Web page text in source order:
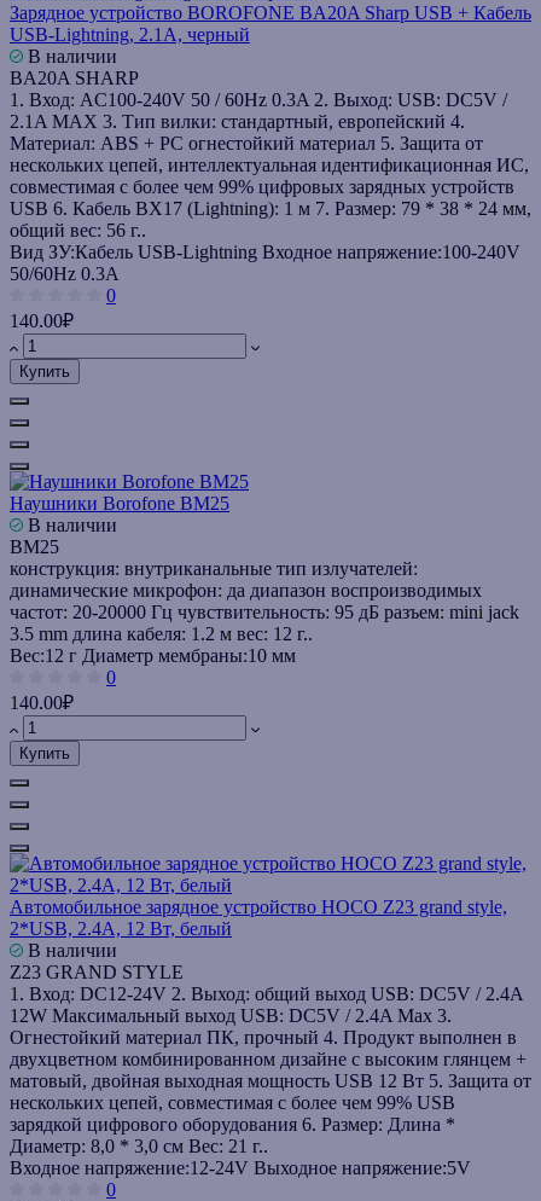
Зарядное устройство BOROFONE BA20A Sharp USB + Кабель
USB-Lightning, 2.1A, черный
В наличии
BA20A SHARP
1. Вход: AC100-240V 50 / 60Hz 0.3A 2. Выход: USB: DC5V /
2.1A MAX 3. Тип вилки: стандартный, европейский 4.
Материал: ABS + PC огнестойкий материал 5. Защита от
нескольких цепей, интеллектуальная идентификационная ИС,
совместимая с более чем 99% цифровых зарядных устройств
USB 6. Кабель BX17 (Lightning): 1 м 7. Размер: 79 * 38 * 24 мм,
общий вес: 56 г..
Вид ЗУ:Кабель USB-Lightning Входное напряжение:100-240V
50/60Hz 0.3A
0
140.00₽
Купить
Наушники Borofone BM25
В наличии
BM25
конструкция: внутриканальные тип излучателей:
динамические микрофон: да диапазон воспроизводимых
частот: 20-20000 Гц чувствительность: 95 дБ разъем: mini jack
3.5 mm длина кабеля: 1.2 м вес: 12 г..
Вес:12 г Диаметр мембраны:10 мм
0
140.00₽
Купить
Автомобильное зарядное устройство HOCO Z23 grand style,
2*USB, 2.4A, 12 Вт, белый
В наличии
Z23 GRAND STYLE
1. Вход: DC12-24V 2. Выход: общий выход USB: DC5V / 2.4A
12W Максимальный выход USB: DC5V / 2.4A Max 3.
Огнестойкий материал ПК, прочный 4. Продукт выполнен в
двухцветном комбинированном дизайне с высоким глянцем +
матовый, двойная выходная мощность USB 12 Вт 5. Защита от
нескольких цепей, совместимая с более чем 99% USB
зарядкой цифрового оборудования 6. Размер: Длина *
Диаметр: 8,0 * 3,0 см Вес: 21 г..
Входное напряжение:12-24V Выходное напряжение:5V
0